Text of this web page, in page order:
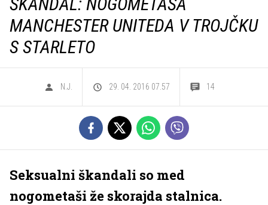
MANCHESTER UNITEDA V TROJČKU
S STARLETO
N.J. 29. 04. 2016 07.57 14
Seksualni škandali so med
nogometaši že skorajda stalnica.